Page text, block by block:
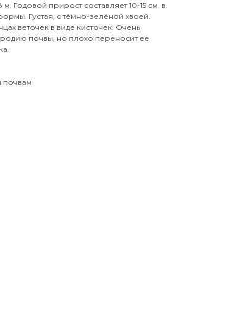
Годовой прирост составляет 10-15 см. в
Густая, с тёмно-зелёной хвоей.
веточек в виде кисточек. Очень
почвы, но плохо переносит ее
почвам